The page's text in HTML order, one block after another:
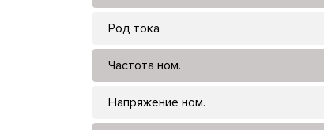
Род тока
Частота ном.
Напряжение ном.